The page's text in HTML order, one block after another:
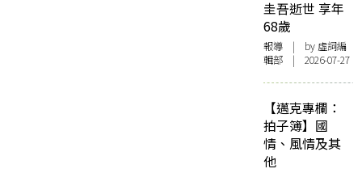
圭吾逝世 享年
68歲
報導 | by 虛詞編
輯部 | 2026-07-27
【邁克專欄：
拍子簿】國
情、風情及其
他